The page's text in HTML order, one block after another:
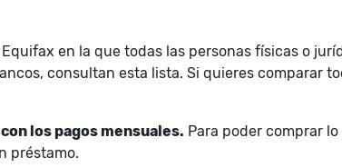
en la que todas las personas físicas o
consultan esta lista. Si quieres comparar
los pagos mensuales. Para poder comprar
préstamo.